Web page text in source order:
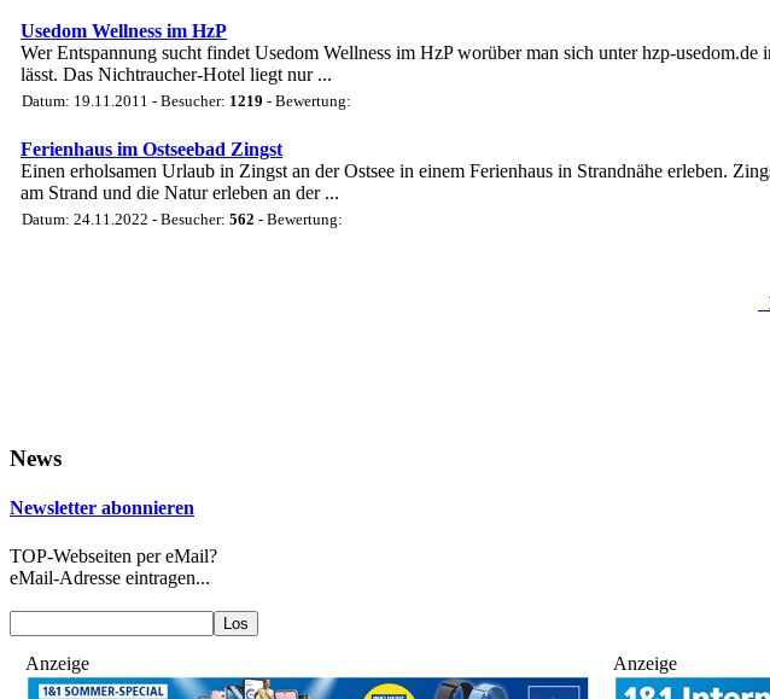
Usedom Wellness im HzP
Wer Entspannung sucht findet Usedom Wellness im HzP worüber man sich unter hzp-
lässt. Das Nichtraucher-Hotel liegt nur ...
Datum: 19.11.2011 - Besucher: 1219 - Bewertung:
Ferienhaus im Ostseebad Zingst
Einen erholsamen Urlaub in Zingst an der Ostsee in einem Ferienhaus in Strandnähe erleben.
am Strand und die Natur erleben an der ...
Datum: 24.11.2022 - Besucher: 562 - Bewertung:
News
Newsletter abonnieren
TOP-Webseiten per eMail?
eMail-Adresse eintragen...
Anzeige Anzeige